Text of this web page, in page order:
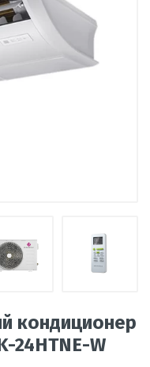
кондиционер
24HTNE-W